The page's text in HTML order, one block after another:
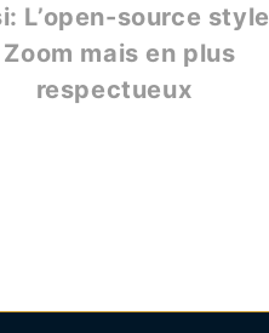
L’open-source style
Zoom mais en plus
respectueux